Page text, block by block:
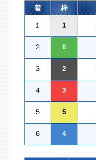
着 枠
１ 1
２ 6
３ 2
４ 3
５ 5
６ 4